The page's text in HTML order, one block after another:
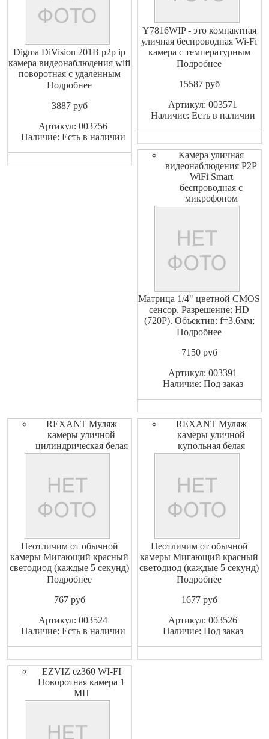
Digma DiVision 201B p2p ip
камера видеонаблюдения wifi
поворотная с удаленным
доступом через интернет
windows android ios
DiVision 201 Сетевой адаптер
питания (с кабелем) Краткое
Подробнее
3887pуб
Артикул: 003756
Наличие: Есть в наличии
Y7816WIP - это компактная
уличная беспроводная Wi-Fi
камера с температурным
режимом до -25 градусов,
классом защиты IP67 (полная
возможность
кратковременного
подсветкой до 15 м.
Подробнее
15587pуб
Артикул: 003571
Наличие: Есть в наличии
Камера уличная
видеонаблюдения P2P
WiFi Smart
беспроводная с
микрофоном
Матрица 1/4" цветной CMOS
сенсор. Разрешение: HD
(720P). Объектив: f=3.6мм;
Подробнее
7150pуб
Артикул: 003391
Наличие: Под заказ
REXANT Муляж
камеры уличной
цилиндрическая белая
Неотличим от обычной
камеры Мигающий красный
светодиод (каждые 5 секунд)
Питание: батарейки AА -
Муляж камеры
отличное решение для дома,
дачи и бизнеса! Используйте
случае ког
Подробнее
767pуб
Артикул: 003524
Наличие: Есть в наличии
REXANT Муляж
камеры уличной
купольная белая
Неотличим от обычной
камеры Мигающий красный
светодиод (каждые 5 секунд)
Питание: батарейки AА -
Муляж камеры
отличное решение для дома,
дачи и бизнеса! Используйте
Подробнее
1677pуб
Артикул: 003526
Наличие: Под заказ
EZVIZ ez360 WI-FI
Поворотная камера 1
МП